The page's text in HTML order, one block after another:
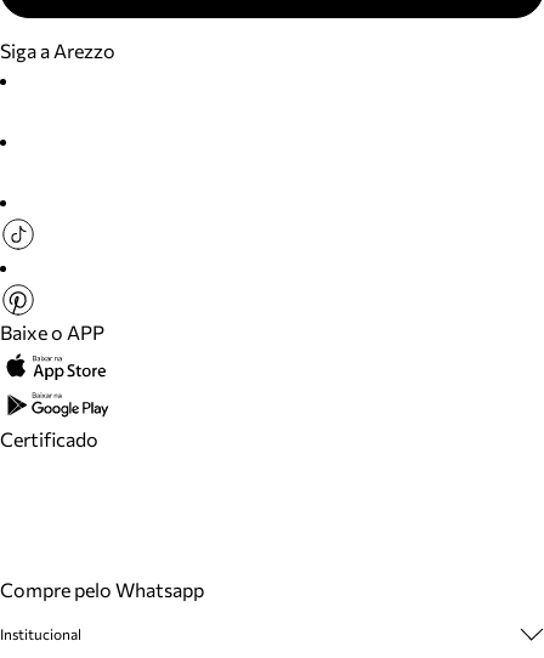
Siga a Arezzo
Baixe o APP
Certificado
Compre pelo Whatsapp
Institucional